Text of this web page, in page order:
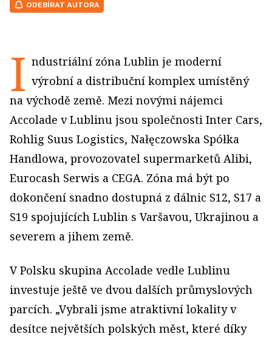
ODEBÍRAT AUTORA
I ndustriální zóna Lublin je moderní
výrobní a distribuční komplex umístěný
na východě země. Mezi novými nájemci
Accolade v Lublinu jsou společnosti Inter Cars,
Rohlig Suus Logistics, Nałęczowska Spółka
Handlowa, provozovatel supermarketů Alibi,
Eurocash Serwis a CEGA. Zóna má být po
dokončení snadno dostupná z dálnic S12, S17 a
S19 spojujících Lublin s Varšavou, Ukrajinou a
severem a jihem země.
V Polsku skupina Accolade vedle Lublinu
investuje ještě ve dvou dalších průmyslových
parcích. „Vybrali jsme atraktivní lokality v
desítce největších polských měst, které díky